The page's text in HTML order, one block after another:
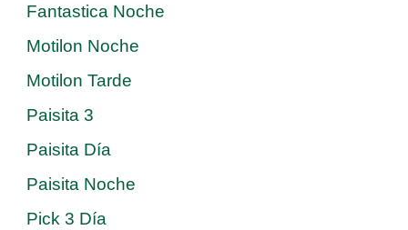
Fantastica Noche
Motilon Noche
Motilon Tarde
Paisita 3
Paisita Día
Paisita Noche
Pick 3 Día